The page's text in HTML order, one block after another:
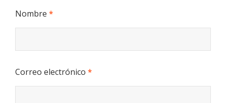
Nombre *
Correo electrónico *